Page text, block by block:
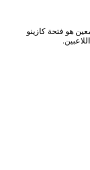
هو فتحة كازينو